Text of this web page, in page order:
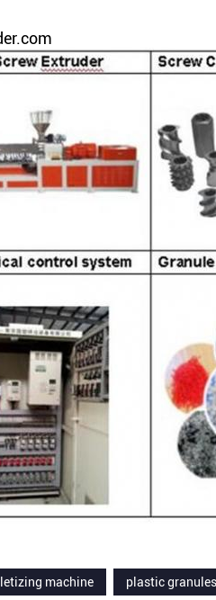
machine plastic